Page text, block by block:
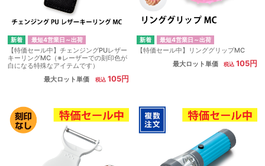
最短4営業日～出荷
【特価セール中】チェンジングPUレザー
キーリングMC（※レーザーでの刻印色が
白になる特殊なアイテムです）
最大ロット単価
105円
最短4営業日～出荷
【特価セール中】リンググリップMC
最大ロット単価
105円